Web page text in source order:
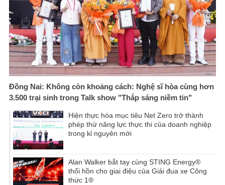
Đồng Nai: Không còn khoảng cách: Nghệ sĩ hòa cùng hơn
3.500 trại sinh trong Talk show "Thắp sáng niềm tin"
Hiện thực hóa mục tiêu Net Zero trở thành
phép thử năng lực thực thi của doanh nghiệp
trong kỉ nguyên mới
Alan Walker bắt tay cùng STING Energy®
thổi hồn cho giai điệu của Giải đua xe Công
thức 1®